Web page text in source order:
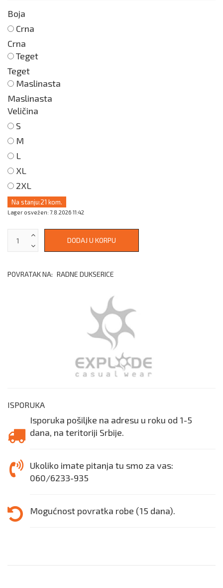
Boja
Crna
Crna
Teget
Teget
Maslinasta
Maslinasta
Veličina
S
M
L
XL
2XL
Na stanju:21 kom.
Lager osvežen: 7.8.2026 11:42
POVRATAK NA: RADNE DUKSERICE
ISPORUKA
Isporuka pošiljke na adresu u roku od 1-5
dana, na teritoriji Srbije.
Ukoliko imate pitanja tu smo za vas:
060/6233-935
Mogućnost povratka robe (15 dana).